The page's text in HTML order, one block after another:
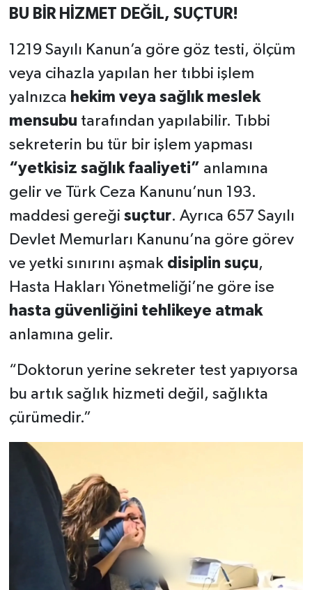
BU BİR HİZMET DEĞİL, SUÇTUR!
1219 Sayılı Kanun’a göre göz testi, ölçüm
veya cihazla yapılan her tıbbi işlem
yalnızca hekim veya sağlık meslek
mensubu tarafından yapılabilir. Tıbbi
sekreterin bu tür bir işlem yapması
“yetkisiz sağlık faaliyeti” anlamına
gelir ve Türk Ceza Kanunu’nun 193.
maddesi gereği suçtur. Ayrıca 657 Sayılı
Devlet Memurları Kanunu’na göre görev
ve yetki sınırını aşmak disiplin suçu,
Hasta Hakları Yönetmeliği’ne göre ise
hasta güvenliğini tehlikeye atmak
anlamına gelir.
“Doktorun yerine sekreter test yapıyorsa
bu artık sağlık hizmeti değil, sağlıkta
çürümedir.”